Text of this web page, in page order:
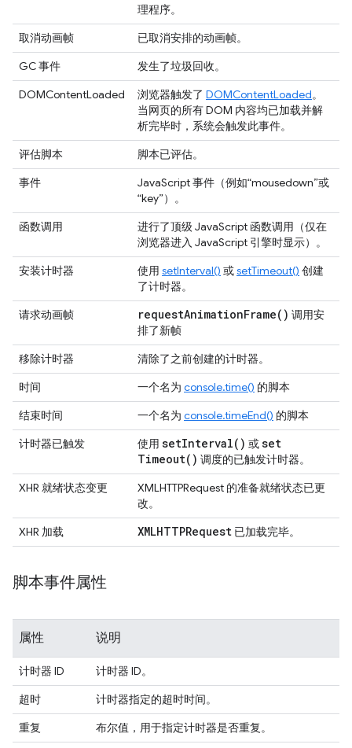
理程序。
取消动画帧
已取消安排的动画帧。
GC 事件
发生了垃圾回收。
DOMContentLoaded
浏览器触发了 DOMContentLoaded。
当网页的所有 DOM 内容均已加载并解
析完毕时，系统会触发此事件。
评估脚本
脚本已评估。
事件
JavaScript 事件（例如“mousedown”或
“key”）。
函数调用
进行了顶级 JavaScript 函数调用（仅在
浏览器进入 JavaScript 引擎时显示）。
安装计时器
使用 setInterval() 或setTimeout() 创建
了计时器。
请求动画帧
requestAnimationFrame( ) 调用安
排了新帧
移除计时器
清除了之前创建的计时器。
时间
一个名为 console.time() 的脚本
结束时间
一个名为 console.timeEnd() 的脚本
计时器已触发
使用 setInterval( ) 或set
Timeout( ) 调度的已触发计时器。
XHR 就绪状态变更
XMLHTTPRequest 的准备就绪状态已更
改。
XHR 加载
XMLHTTPRequest 已加载完毕。
脚本事件属性
属性 说明
计时器 ID
计时器 ID。
超时
计时器指定的超时时间。
重复
布尔值，用于指定计时器是否重复。